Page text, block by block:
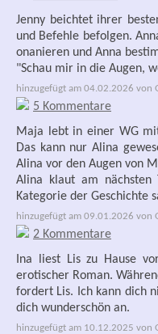
Jenny beichtet ihrer
und Befehle befolgen.
onanieren und Anna
"Schau mir in die Augen,
hinzugefügt am 04.02.2026 von
5 Kommentare
Maja lebt in einer WG
Das kann nur Alina
Alina vor den Augen von
Alina klaut am nächsten
Kategorie der Geschichte
hinzugefügt am 09.01.2026 von
2 Kommentare
Ina liest Lis zu Hause
erotischer Roman.
fordert Lis. Ich kann dich
dich wunderschön an.
hinzugefügt am 10.12.2025 von